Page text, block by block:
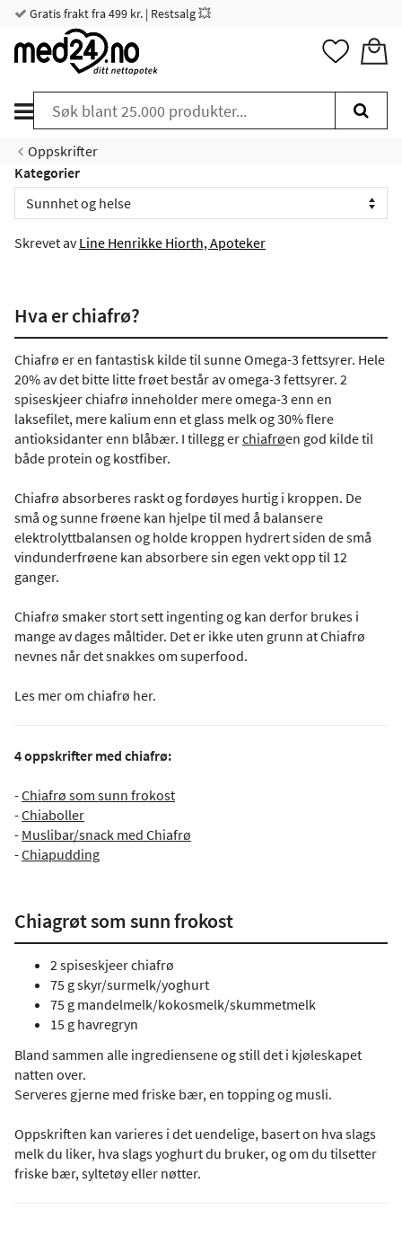
Gratis frakt fra 499 kr. | Restsalg 💥
Oppskrifter
Kategorier
Skrevet avLine Henrikke Hiorth, Apoteker
Hva er chiafrø?
Chiafrø er en fantastisk kilde til sunne Omega-3 fettsyrer. Hele
20% av det bitte litte frøet består av omega-3 fettsyrer. 2
spiseskjeer chiafrø inneholder mere omega-3 enn en
laksefilet, mere kalium enn et glass melk og 30% flere
antioksidanter enn blåbær. I tillegg erchiafrøen god kilde til
både protein og kostfiber.
Chiafrø absorberes raskt og fordøyes hurtig i kroppen. De
små og sunne frøene kan hjelpe til med å balansere
elektrolyttbalansen og holde kroppen hydrert siden de små
vindunderfrøene kan absorbere sin egen vekt opp til 12
ganger.
Chiafrø smaker stort sett ingenting og kan derfor brukes i
mange av dages måltider. Det er ikke uten grunn at Chiafrø
nevnes når det snakkes om superfood.
Les mer om chiafrø her.
4 oppskrifter med chiafrø:
-Chiafrø som sunn frokost
-Chiaboller
- Muslibar/snack med Chiafrø
-Chiapudding
Chiagrøt som sunn frokost
2 spiseskjeer chiafrø
75 g skyr/surmelk/yoghurt
75 g mandelmelk/kokosmelk/skummetmelk
15 g havregryn
Bland sammen alle ingrediensene og still det i kjøleskapet
natten over.
Serveres gjerne med friske bær, en topping og musli.
Oppskriften kan varieres i det uendelige, basert on hva slags
melk du liker, hva slags yoghurt du bruker, og om du tilsetter
friske bær, syltetøy eller nøtter.